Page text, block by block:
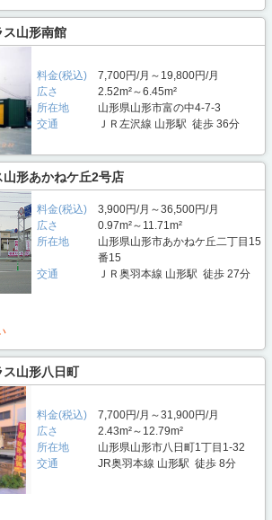
ス山形南館
料金(税込)
7,700円/月～19,800円/月
広さ
2.52m²～6.45m²
所在地
山形県山形市富の中4-7-3
交通
ＪＲ左沢線 山形駅 徒歩 36分
形あかねケ丘2号店
料金(税込)
3,900円/月～36,500円/月
広さ
0.97m²～11.71m²
所在地
山形県山形市あかねケ丘二丁目15
番15
交通
ＪＲ奥羽本線 山形駅 徒歩 27分
ス山形八日町
料金(税込)
7,700円/月～31,900円/月
広さ
2.43m²～12.79m²
所在地
山形県山形市八日町1丁目1-32
交通
JR奥羽本線 山形駅 徒歩 8分